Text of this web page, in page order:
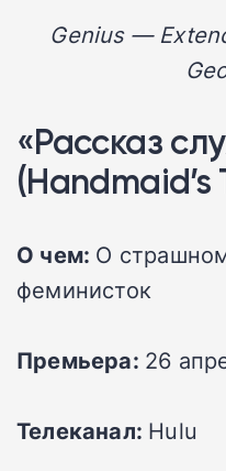
Genius —
«Рассказ
(Handmaid’s
О чем: О
феминисток
Премьера: 26
Телеканал: Hulu